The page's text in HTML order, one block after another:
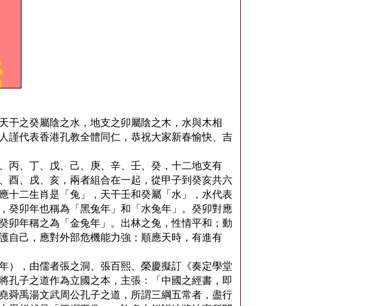
干之癸屬陰之水，地支之卯屬陰之木，水與木相
謹代表香港孔教全體同仁，恭祝大家新春愉快、吉
丙、丁、戊、己、庚、辛、壬、癸，十二地支有
酉、戌、亥，兩者組合在一起，從甲子到癸亥共六
十二生肖是「兔」，天干壬和癸屬「水」，水代表
癸卯年也稱為「黑兔年」和「水兔年」。癸卯對應
卯年稱之為「金兔年」。出林之兔，性情平和；動
自己，應對外部危機能力強；順應天時，有進有
），由儒者張之洞、張百熙、榮慶擬訂《奏定學堂
孔子之道作為立國之本，主張：「中國之經書，即
舜禹湯文武周公孔子之道，所謂三綱五常者，盡行